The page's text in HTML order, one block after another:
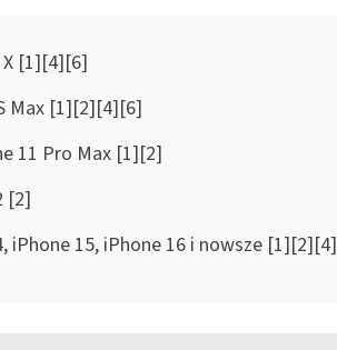
X [1][4][6]
Max [1][2][4][6]
11 Pro Max [1][2]
[2]
iPhone 15, iPhone 16 i nowsze [1][2][4]